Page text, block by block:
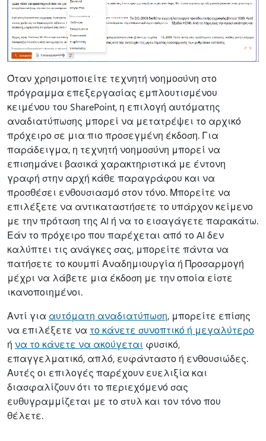
Όταν χρησιμοποιείτε τεχνητή νοημοσύνη στο
πρόγραμμα επεξεργασίας εμπλουτισμένου
κειμένου του SharePoint, η επιλογή αυτόματης
αναδιατύπωσης μπορεί να μετατρέψει το αρχικό
πρόχειρο σε μια πιο προσεγμένη έκδοση. Για
παράδειγμα, η τεχνητή νοημοσύνη μπορεί να
επισημάνει βασικά χαρακτηριστικά με έντονη
γραφή στην αρχή κάθε παραγράφου και να
προσθέσει ενθουσιασμό στον τόνο. Μπορείτε να
επιλέξετε να αντικαταστήσετε το υπάρχον κείμενο
με την πρόταση της AI ή να το εισαγάγετε παρακάτω.
Εάν το πρόχειρο που παρέχεται από το AI δεν
καλύπτει τις ανάγκες σας, μπορείτε πάντα να
πατήσετε το κουμπί Αναδημιουργία ή Προσαρμογή
μέχρι να λάβετε μια έκδοση με την οποία είστε
ικανοποιημένοι.
Αντί για αυτόματη αναδιατύπωση, μπορείτε επίσης
να επιλέξετε να το κάνετε συνοπτικό ή μεγαλύτερο
ή να το κάνετε να ακούγεται φυσικό,
επαγγελματικό, απλό, ευφάνταστο ή ενθουσιώδες.
Αυτές οι επιλογές παρέχουν ευελιξία και
διασφαλίζουν ότι το περιεχόμενό σας
ευθυγραμμίζεται με το στυλ και τον τόνο που
θέλετε.